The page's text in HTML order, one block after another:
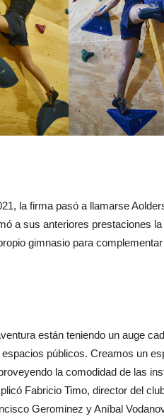
la firma pasó a llamarse
a sus anteriores prestaciones
gimnasio para
están teniendo un auge
públicos. Creamos un
la comodidad de las
Fabricio Timo, director del
Gerominez y Aníbal